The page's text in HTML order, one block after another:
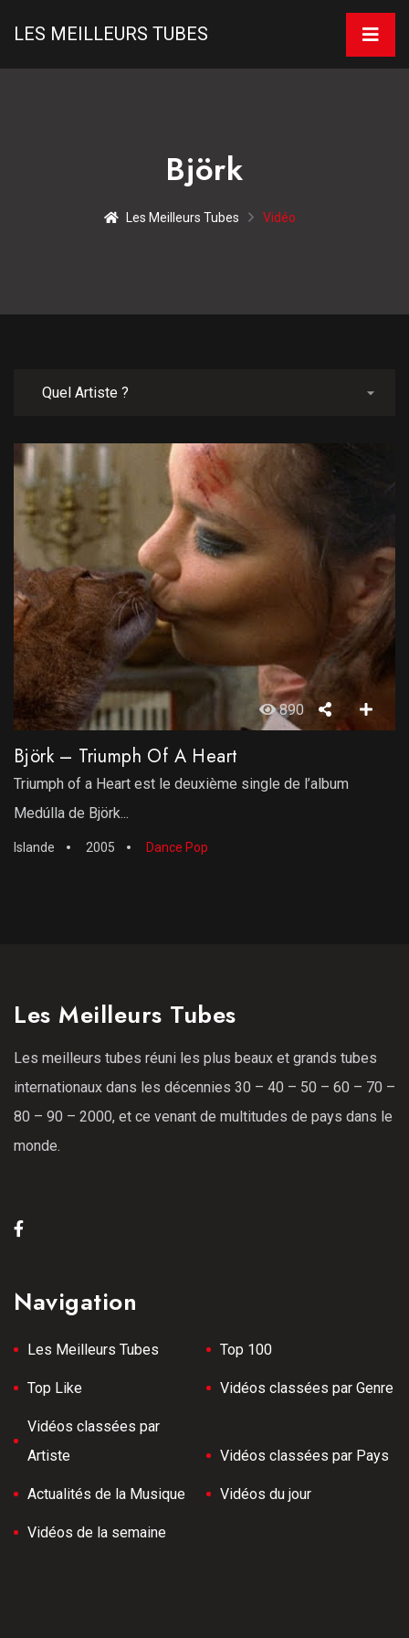
LES MEILLEURS TUBES
Björk
Les Meilleurs Tubes Vidéo
890
Björk – Triumph Of A Heart
Triumph of a Heart est le deuxième single de l’album
Medúlla de Björk...
Islande 2005 Dance Pop
Les Meilleurs Tubes
Les meilleurs tubes réuni les plus beaux et grands tubes
internationaux dans les décennies 30 – 40 – 50 – 60 – 70 –
80 – 90 – 2000, et ce venant de multitudes de pays dans le
monde.
Navigation
Les Meilleurs Tubes Top 100
Top Like Vidéos classées par Genre
Vidéos classées par
Artiste
Vidéos classées par Pays
Actualités de la Musique Vidéos du jour
Vidéos de la semaine